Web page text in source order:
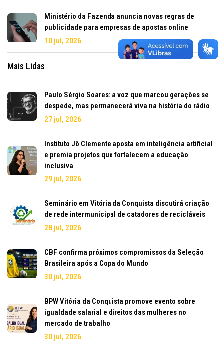
Ministério da Fazenda anuncia novas regras de
publicidade para empresas de apostas online
10 jul, 2026
Mais Lidas
Paulo Sérgio Soares: a voz que marcou gerações se
despede, mas permanecerá viva na história do rádio
27 jul, 2026
Instituto Jô Clemente aposta em inteligência artificial
e premia projetos que fortalecem a educação
inclusiva
29 jul, 2026
Seminário em Vitória da Conquista discutirá criação
de rede intermunicipal de catadores de recicláveis
28 jul, 2026
CBF confirma próximos compromissos da Seleção
Brasileira após a Copa do Mundo
30 jul, 2026
BPW Vitória da Conquista promove evento sobre
igualdade salarial e direitos das mulheres no
mercado de trabalho
30 jul, 2026